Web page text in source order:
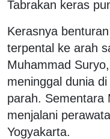
Tabrakan keras
Kerasnya
terpental ke arah
Muhammad
meninggal dunia
parah. Sementara
menjalani
Yogyakarta.